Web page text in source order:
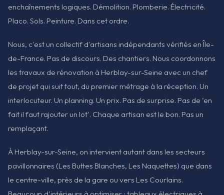
enchaînements logiques. Démolition. Plomberie. Électricité.
Placo. Sols. Peinture. Dans cet ordre.
Nous, c'est un collectif d'artisans indépendants vérifiés en Île-
de-France. Pas de discours. Des chantiers. Nous coordonnons
les travaux de rénovation à Herblay-sur-Seine avec un chef
de projet qui suit tout, du premier métrage à la réception. Un
interlocuteur. Un planning. Un prix. Pas de surprise. Pas de 'en
fait il faut rajouter un lot'. Chaque artisan est le bon. Pas un
remplaçant.
À Herblay-sur-Seine, on intervient autant dans les secteurs
pavillonnaires (Les Buttes Blanches, Les Naquettes) que dans
le centre-ville, près de la gare ou vers Les Courlains.